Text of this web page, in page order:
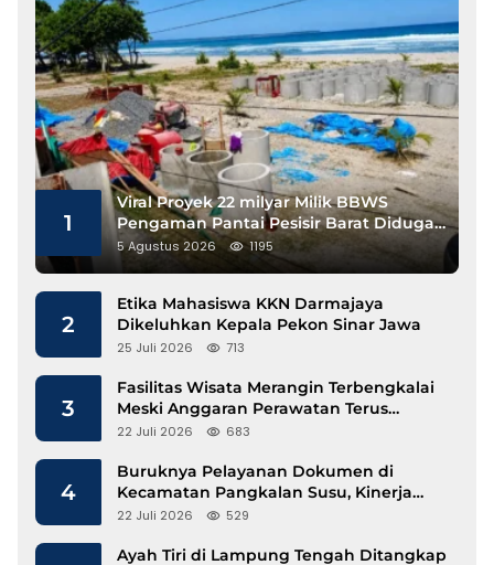
1
Viral Proyek 22 milyar Milik BBWS
Pengaman Pantai Pesisir Barat Diduga
Gunakan Besi Banci
5 Agustus 2026 1195
2
Etika Mahasiswa KKN Darmajaya
Dikeluhkan Kepala Pekon Sinar Jawa
25 Juli 2026 713
3
Fasilitas Wisata Merangin Terbengkalai
Meski Anggaran Perawatan Terus
Mengalir
22 Juli 2026 683
4
Buruknya Pelayanan Dokumen di
Kecamatan Pangkalan Susu, Kinerja
Disdukcapil Langkat Disorot
22 Juli 2026 529
Ayah Tiri di Lampung Tengah Ditangkap